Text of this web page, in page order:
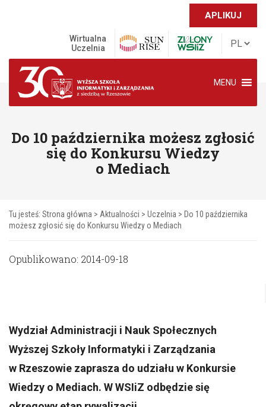
APLIKUJ
Wirtualna
Uczelnia
MENU
Do 10 października możesz zgłosić
się do Konkursu Wiedzy
o Mediach
Tu jesteś: Strona główna > Aktualności > Uczelnia > Do 10 października
możesz zgłosić się do Konkursu Wiedzy o Mediach
Opublikowano: 2014-09-18
Wydział Administracji i Nauk Społecznych
Wyższej Szkoły Informatyki i Zarządzania
w Rzeszowie zaprasza do udziału w Konkursie
Wiedzy o Mediach. W WSIiZ odbędzie się